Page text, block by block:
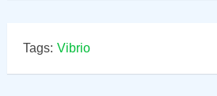
Tags: Vibrio